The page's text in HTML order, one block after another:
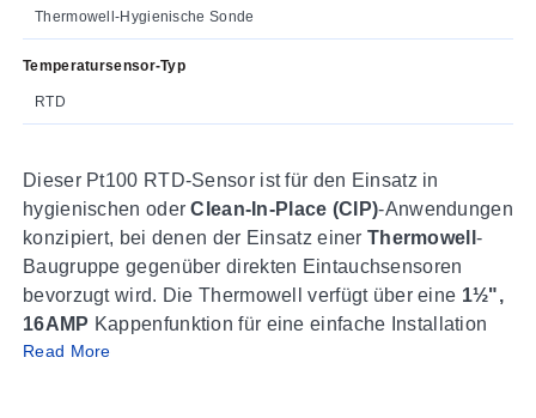
Thermowell-Hygienische Sonde
Temperatursensor-Typ
RTD
Dieser Pt100 RTD-Sensor ist für den Einsatz in
hygienischen oderClean-In-Place (CIP)-Anwendungen
konzipiert, bei denen der Einsatz einer Thermowell -
Baugruppe gegenüber direkten Eintauchsensoren
bevorzugt wird. Die Thermowell verfügt über eine 1½",
16AMP Kappenfunktion für eine einfache Installation
mitindustriellen Standarddichtungen und -schellen
Read More